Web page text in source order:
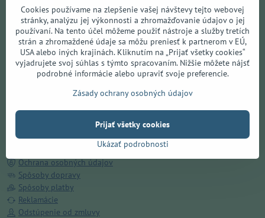
Otvoriť obsah v novom okne
Všetko o nákupe
Doručenie ZADARMO v Prešove
Kamenná predajňa
Obchodné podmienky
Ochrana osobných údajov
Spôsoby dopravy
Spôsoby platby
Reklamácie
Odstúpenie od zmluvy
Cookies používame na zlepšenie vašej návštevy tejto webovej
stránky, analýzu jej výkonnosti a zhromažďovanie údajov o jej
používaní. Na tento účel môžeme použiť nástroje a služby tretích
strán a zhromaždené údaje sa môžu preniesť k partnerom v EÚ,
USA alebo iných krajinách. Kliknutím na „Prijať všetky cookies“
vyjadrujete svoj súhlas s týmto spracovaním. Nižšie môžete nájsť
podrobné informácie alebo upraviť svoje preferencie.
Zásady ochrany osobných údajov
Ukázať podrobnosti
Prijať všetky cookies